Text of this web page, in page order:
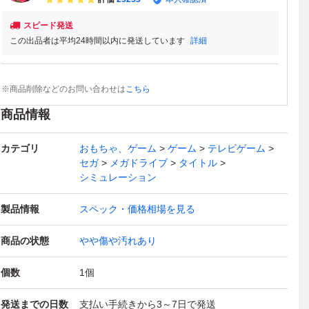
スピード発送
この出品者は平均24時間以内に発送しています 詳細
※商品削除などのお問い合わせはこちら
商品情報
カテゴリ おもちゃ、ゲーム ゲーム
テレビゲーム
セガ
メガドライブ
タイトル
シミュレーション
製品情報 スペック・価格相場を見る
商品の状態 やや傷や汚れあり
個数 1個
発送までの日数 支払い手続きから3～7日で発送